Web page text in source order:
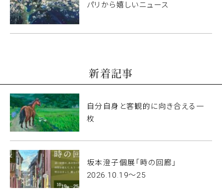
パリから嬉しいニュース
新着記事
自分自身と客観的に向き合える一
枚
坂本澄子個展「時の回廊」
2026.10.19〜25